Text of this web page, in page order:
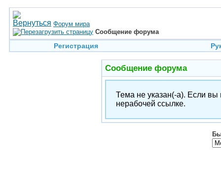
Форум мира
Сообщение форума
Регистрация
Сообщение форума
Тема не указан(-а). Если
нерабочей ссылке.